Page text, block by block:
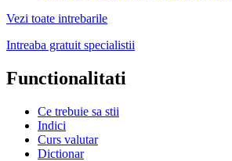
Vezi toate intrebarile
Intreaba gratuit specialistii
Functionalitati
Ce trebuie sa stii
Indici
Curs valutar
Dictionar